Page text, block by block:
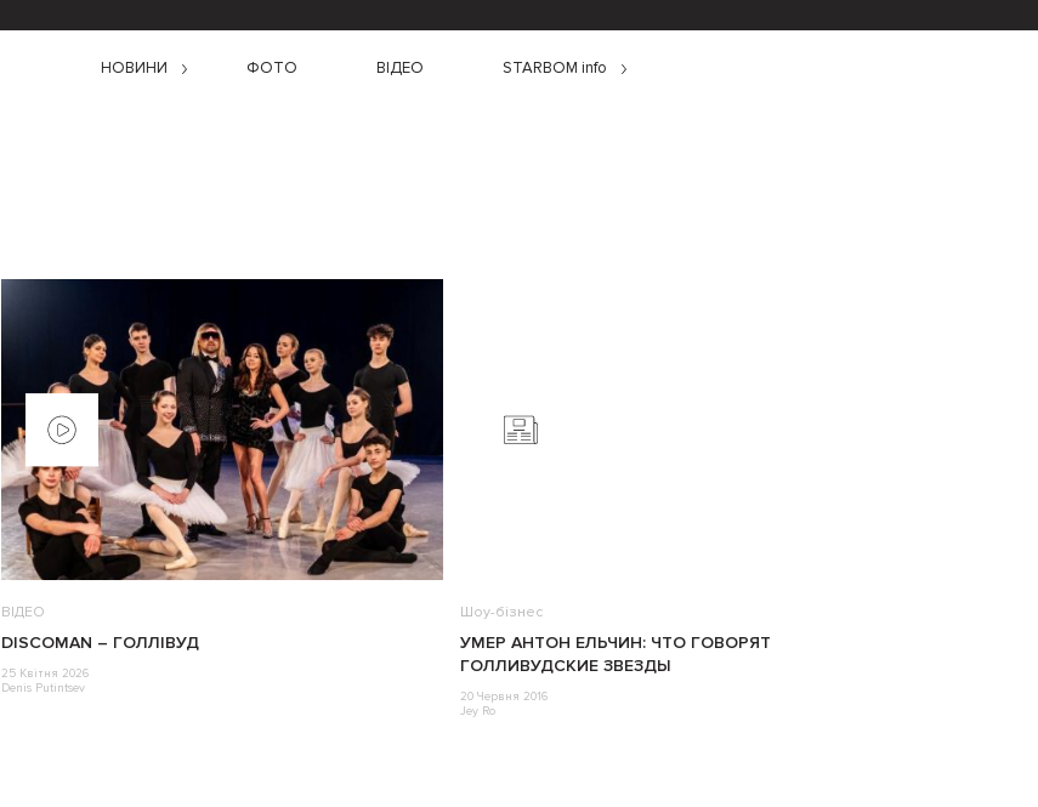
НОВИНИ ФОТО ВІДЕО STARBOM info
ВІДЕО
DISCOMAN – ГОЛЛІВУД
25 Квітня 2026
Denis Putintsev
Шоу-бізнес
УМЕР АНТОН ЕЛЬЧИН: ЧТО ГОВОРЯТ
ГОЛЛИВУДСКИЕ ЗВЕЗДЫ
20 Червня 2016
Jey Ro